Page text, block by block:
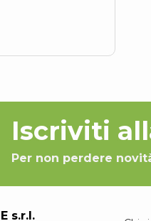
Iscriviti
Per non perdere
s.r.l.